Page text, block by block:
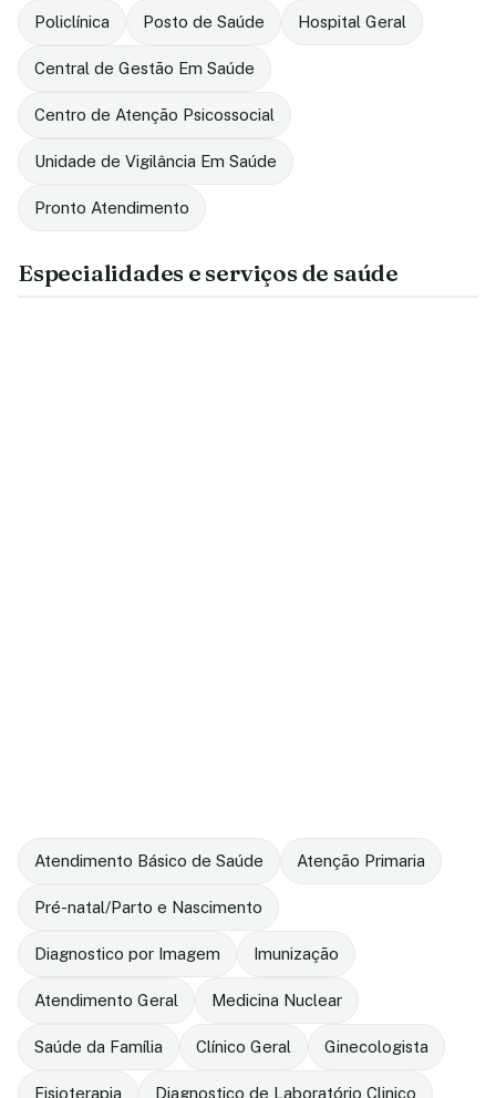
Policlínica Posto de Saúde Hospital Geral
Central de Gestão Em Saúde
Centro de Atenção Psicossocial
Unidade de Vigilância Em Saúde
Pronto Atendimento
Especialidades e serviços de saúde
Atendimento Básico de Saúde Atenção Primaria
Pré-natal/Parto e Nascimento
Diagnostico por Imagem Imunização
Atendimento Geral Medicina Nuclear
Saúde da Família Clínico Geral Ginecologista
Fisioterapia Diagnostico de Laboratório Clinico